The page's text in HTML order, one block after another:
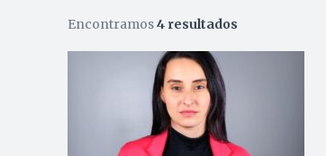
Encontramos4 resultados